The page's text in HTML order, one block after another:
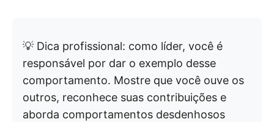
💡 Dica profissional: como líder, você é
responsável por dar o exemplo desse
comportamento. Mostre que você ouve os
outros, reconhece suas contribuições e
aborda comportamentos desdenhosos